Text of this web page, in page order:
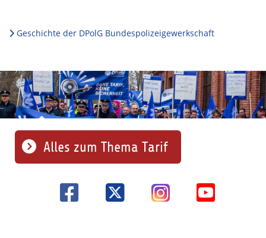
Geschichte der DPolG Bundespolizeigewerkschaft
Alles zum Thema Tarif